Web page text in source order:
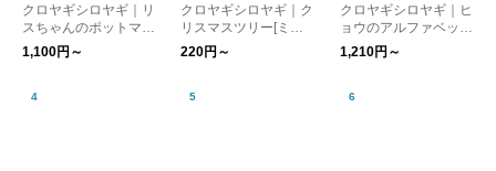
クロヤギシロヤギ｜リ
スちゃんのポットマッ
ト 刺繍キット[図案付/
初心者でも楽しい/コ
1,100円～
クロヤギシロヤギ｜ク
リスマスツリー[ミシ
ン刺繍入りカットクロ
220円～
クロヤギシロヤギ｜ヒ
ョウのアルファベット
の刺繍キット[初心者
向け/図案付/入園入学/
1,210円～